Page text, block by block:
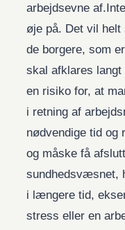
arbejdsevne
øje på. Det vil
de borgere, som
skal afklares langt
en risiko for, at
i retning af
nødvendige tid og
og måske få
sundhedsvæsnet,
i længere tid,
stress eller en